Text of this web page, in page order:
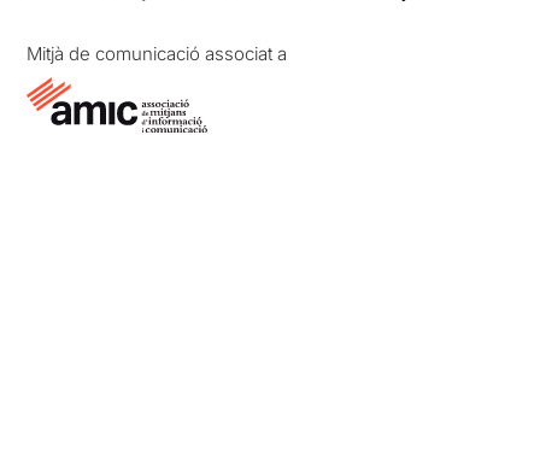
Mitjà de comunicació associat a